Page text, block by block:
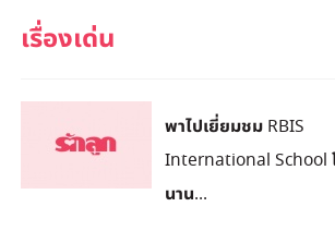
พาไปเยี่ยมชม RBIS
International School
นาน...